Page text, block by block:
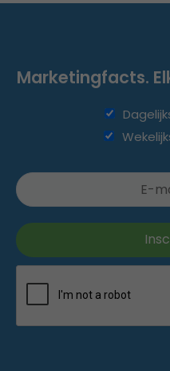
Marketingfacts.